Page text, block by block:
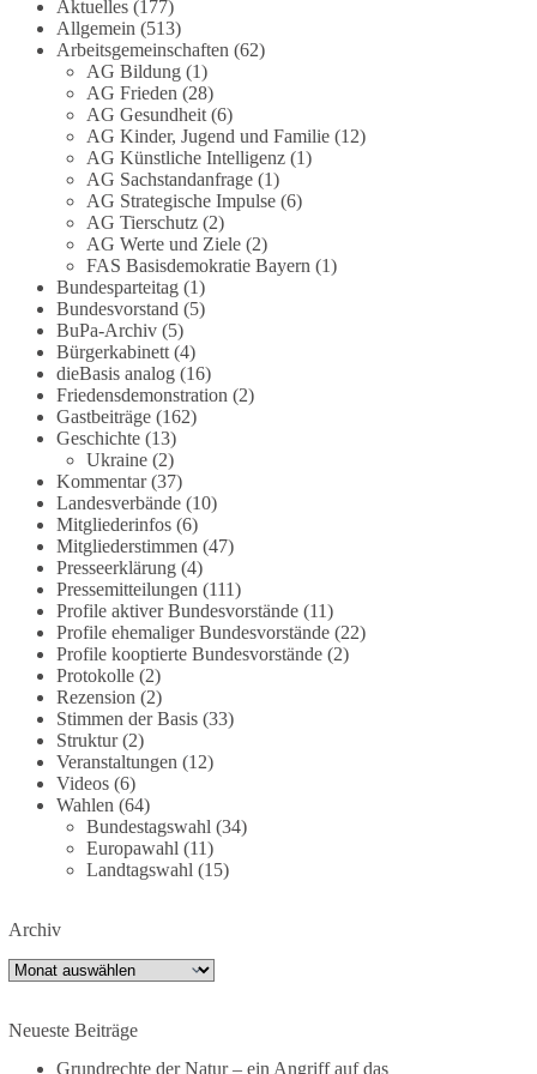
Im Politischen Frühschoppen diskutieren die
Teilnehmer das Verhältnis von Mensch, Natur und
Grundgesetz.
Beitrag der AG Strategische Impulse
Kann die Natur Träger eigener Grundrechte sein?
Oder würde eine solche Entwicklung das
Fundament unseres Grundgesetzes sprengen? Mit
dieser grundsätzlichen Frage beschäftigte sich die
Teilnehmer des Politischen Frühschoppens der
AG Strategische Impulse am 19. Juli 2026.
Referent Frank Bothmann stellte die These auf,
dass die derzeit in Teilen der Umweltbewegung
diskutierten „Grundrechte der Natur“ weit über
klassischen Naturschutz hinausreichen und
grundlegende Fragen zum Menschenbild, zum
Rechtsstaat und zur Demokratie aufwerfen. [...]
👉 Hier weiterlesen:https://diebasis-
partei.de/2026/07/grundrechte-der-natur-ein-
angriff-auf-das-grundgesetz/
🟩🟩🟦🟦🟥🟥🟧🟧
Es ging weniger um fertige Antworten als um eine
Debatte darüber, wie Freiheit, Verantwortung,
Naturschutz und Grundrechte in einer
demokratischen Gesellschaft künftig miteinander
in Einklang gebracht werden können.
#dieBasis #natur #grundrechte
#demokratie
1 Tag zuvor
Aktuelles(177)
Allgemein (513)
Arbeitsgemeinschaften (62)
AG Bildung(1)
AG Frieden (28)
AG Gesundheit(6)
AG Kinder, Jugend und Familie(12)
AG Künstliche Intelligenz(1)
AG Sachstandanfrage(1)
AG Strategische Impulse(6)
AG Tierschutz(2)
AG Werte und Ziele(2)
FAS Basisdemokratie Bayern (1)
Bundesparteitag(1)
Bundesvorstand (5)
BuPa-Archiv(5)
Bürgerkabinett(4)
dieBasis analog(16)
Friedensdemonstration (2)
Gastbeiträge(162)
Geschichte(13)
Ukraine(2)
Kommentar(37)
Landesverbände(10)
Mitgliederinfos(6)
Mitgliederstimmen (47)
Presseerklärung(4)
Pressemitteilungen (111)
Profile aktiver Bundesvorstände(11)
Profile ehemaliger Bundesvorstände(22)
Profile kooptierte Bundesvorstände(2)
Protokolle(2)
Rezension (2)
Stimmen der Basis(33)
Struktur(2)
Veranstaltungen (12)
Videos(6)
Wahlen (64)
Bundestagswahl (34)
Europawahl (11)
Landtagswahl (15)
Archiv
Archiv
Neueste Beiträge
Grundrechte der Natur – ein Angriff auf das